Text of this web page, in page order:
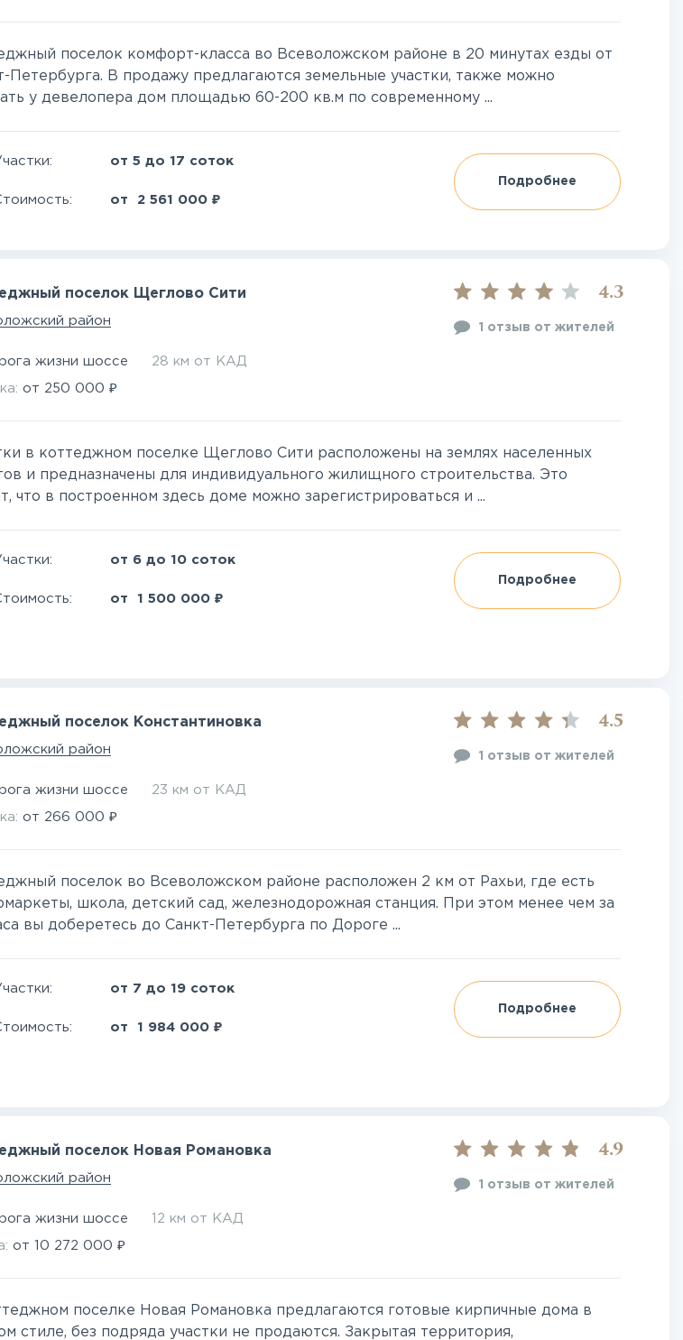
поселок комфорт-класса во Всеволожском районе в 20 минутах езды от
Петербурга. В продажу предлагаются земельные участки, также можно
у девелопера дом площадью 60-200 кв.м по современному ...
от 5 до 17 соток
от 2 561 000 ₽
Подробнее
поселок Щеглово Сити
район
4.3
1 отзыв от жителей
жизни шоссе 28 км от КАД
от 250 000 ₽
в коттеджном поселке Щеглово Сити расположены на землях населенных
и предназначены для индивидуального жилищного строительства. Это
что в построенном здесь доме можно зарегистрироваться и ...
от 6 до 10 соток
от1 500 000 ₽
Подробнее
поселок Константиновка
район
4.5
1 отзыв от жителей
жизни шоссе 23 км от КАД
от 266 000 ₽
поселок во Всеволожском районе расположен 2 км от Рахьи, где есть
школа, детский сад, железнодорожная станция. При этом менее чем за
вы доберетесь до Санкт-Петербурга по Дороге ...
от 7 до 19 соток
от1 984 000 ₽
Подробнее
поселок Новая Романовка
район
4.9
1 отзыв от жителей
жизни шоссе 12 км от КАД
от10 272 000 ₽
поселке Новая Романовка предлагаются готовые кирпичные дома в
стиле, без подряда участки не продаются. Закрытая территория,